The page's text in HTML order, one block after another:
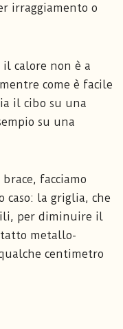
irraggiamento o
il calore non è a
come è facile
il cibo su una
su una
facciamo
la griglia, che
per diminuire il
metallo-
centimetro